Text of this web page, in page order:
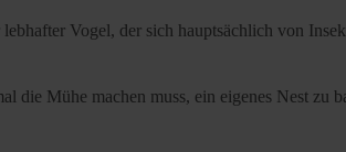
Vogel, der sich hauptsächlich von
die Mühe machen muss, ein eigenes Nest zu